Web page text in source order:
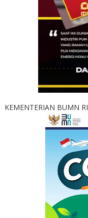
KEMENTERIAN BUMN RI